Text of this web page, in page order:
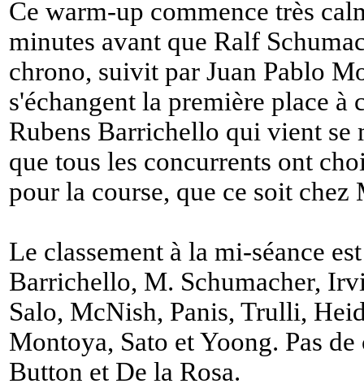
Ce warm-up commence très
minutes avant que Ralf
chrono, suivit par Juan Pablo
s'échangent la première place à
Rubens Barrichello qui vient se
que tous les concurrents ont
pour la course, que ce soit
Le classement à la mi-séance
Barrichello, M. Schumacher,
Salo, McNish, Panis, Trulli,
Montoya, Sato et Yoong. Pas
Button et De la Rosa.